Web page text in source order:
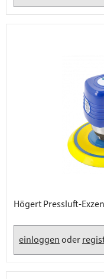
Högert Pressluft-
einloggenoder